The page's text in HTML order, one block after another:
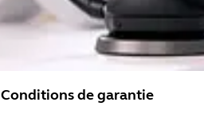
Conditions de garantie